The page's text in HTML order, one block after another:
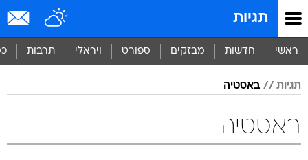
תגיות
ראשי חדשות מבזקים ספורט ויראלי תרבות
תגיות באסטיה
באסטיה